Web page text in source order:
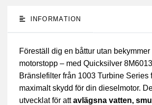
INFORMATION
Föreställ dig en båttur utan bekymmer
motorstopp – med Quicksilver
Bränslefilter från 1003 Turbine Series
maximalt skydd för din dieselmotor.
utvecklat för attavlägsna vatten,